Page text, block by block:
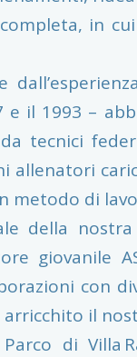
in
e il 1993 –
tecnici
allenatori
metodo di
della
giovanile
con
il
di